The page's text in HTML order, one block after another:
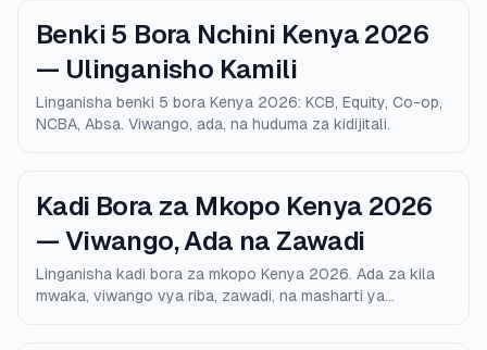
Benki 5 Bora Nchini Kenya 2026
— Ulinganisho Kamili
Linganisha benki 5 bora Kenya 2026: KCB, Equity, Co-op,
NCBA, Absa. Viwango, ada, na huduma za kidijitali.
Kadi Bora za Mkopo Kenya 2026
— Viwango, Ada na Zawadi
Linganisha kadi bora za mkopo Kenya 2026. Ada za kila
mwaka, viwango vya riba, zawadi, na masharti ya